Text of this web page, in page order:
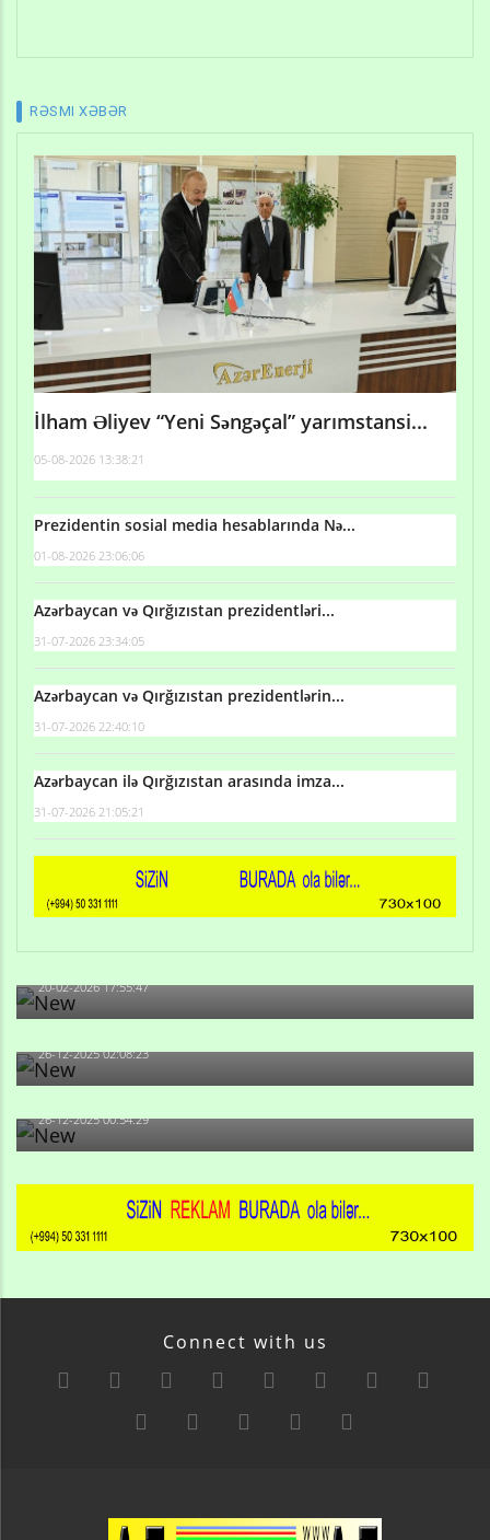
RƏSMI XƏBƏR
İlham Əliyev “Yeni Səngəçal” yarımstansi...
05-08-2026 13:38:21
Prezidentin sosial media hesablarında Nə...
01-08-2026 23:06:06
Azərbaycan və Qırğızıstan prezidentləri...
31-07-2026 23:34:05
Azərbaycan və Qırğızıstan prezidentlərin...
31-07-2026 22:40:10
Azərbaycan ilə Qırğızıstan arasında imza...
31-07-2026 21:05:21
Qulu Məhərrəmli: Sosial şəbəkələrdə söyüş niyə artıb?
20-02-2026 17:55:47
Məni bura NAZİR GÖNDƏRİB - 1937-ci ildən fəaliyyətdə
olan və...
26-12-2025 02:08:23
-Ay qız, sən məhkəməni udmayacaqsan... Sən bilirsən
də, məni...
26-12-2025 00:54:29
Connect with us